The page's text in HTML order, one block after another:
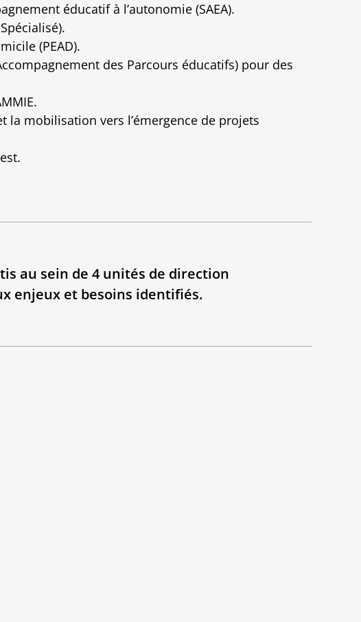
éducatif à l’autonomie (SAEA).
(PEAD).
des Parcours éducatifs) pour des
la mobilisation vers l’émergence de projets
au sein de 4 unités de direction
enjeux et besoins identifiés.